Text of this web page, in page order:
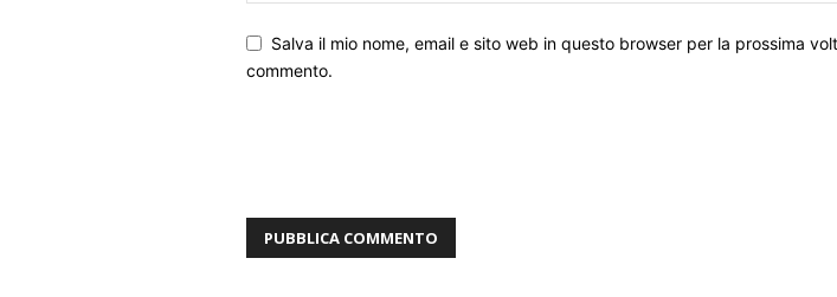
Salva il mio nome, email e sito web in questo browser per la prossima
commento.